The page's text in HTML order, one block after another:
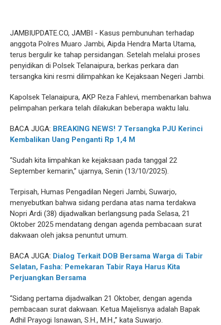
JAMBIUPDATE.CO, JAMBI - Kasus pembunuhan terhadap
anggota Polres Muaro Jambi, Aipda Hendra Marta Utama,
terus bergulir ke tahap persidangan. Setelah melalui proses
penyidikan di Polsek Telanaipura, berkas perkara dan
tersangka kini resmi dilimpahkan ke Kejaksaan Negeri Jambi.
Kapolsek Telanaipura, AKP Reza Fahlevi, membenarkan bahwa
pelimpahan perkara telah dilakukan beberapa waktu lalu.
BACA JUGA: BREAKING NEWS! 7 Tersangka PJU Kerinci
Kembalikan Uang Penganti Rp 1,4 M
“Sudah kita limpahkan ke kejaksaan pada tanggal 22
September kemarin,” ujarnya, Senin (13/10/2025).
Terpisah, Humas Pengadilan Negeri Jambi, Suwarjo,
menyebutkan bahwa sidang perdana atas nama terdakwa
Nopri Ardi (38) dijadwalkan berlangsung pada Selasa, 21
Oktober 2025 mendatang dengan agenda pembacaan surat
dakwaan oleh jaksa penuntut umum.
BACA JUGA: Dialog Terkait DOB Bersama Warga di Tabir
Selatan, Fasha: Pemekaran Tabir Raya Harus Kita
Perjuangkan Bersama
“Sidang pertama dijadwalkan 21 Oktober, dengan agenda
pembacaan surat dakwaan. Ketua Majelisnya adalah Bapak
Adhil Prayogi Isnawan, S.H., M.H.,” kata Suwarjo.